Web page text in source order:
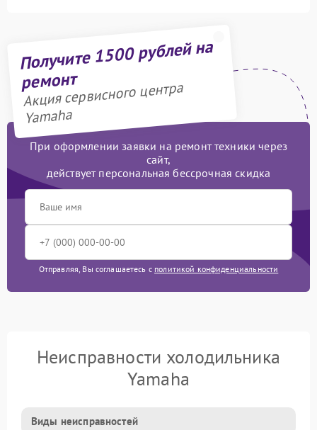
Получите 1500 рублей на
ремонт
Акция сервисного центра
Yamaha
При оформлении заявки на ремонт техники через
сайт,
действует персональная бессрочная скидка
Отправляя, Вы соглашаетесь с политикой конфиденциальности
Неисправности холодильника
Yamaha
Виды неисправностей